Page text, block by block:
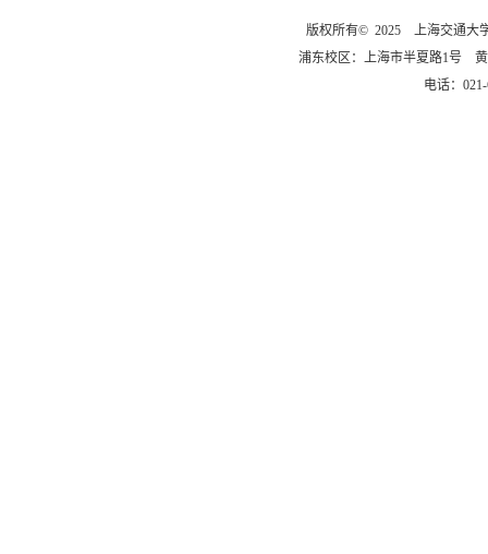
版权所有© 2025 上海交通大
浦东校区：上海市半夏路1号
电话：